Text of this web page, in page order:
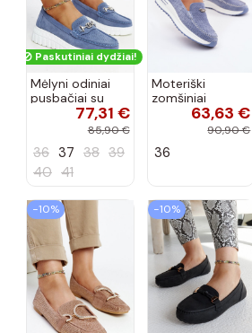
Paskutiniai dydžiai!
Mėlyni odiniai
pusbačiai su
dekoratyvine
sagtimi Taija
77,31 €
85,90 €
36 37 38 39
40 41
Moteriški
zomšiniai
mokasinai
Demela mėlynos
63,63 €
90,90 €
36
−10% −10%